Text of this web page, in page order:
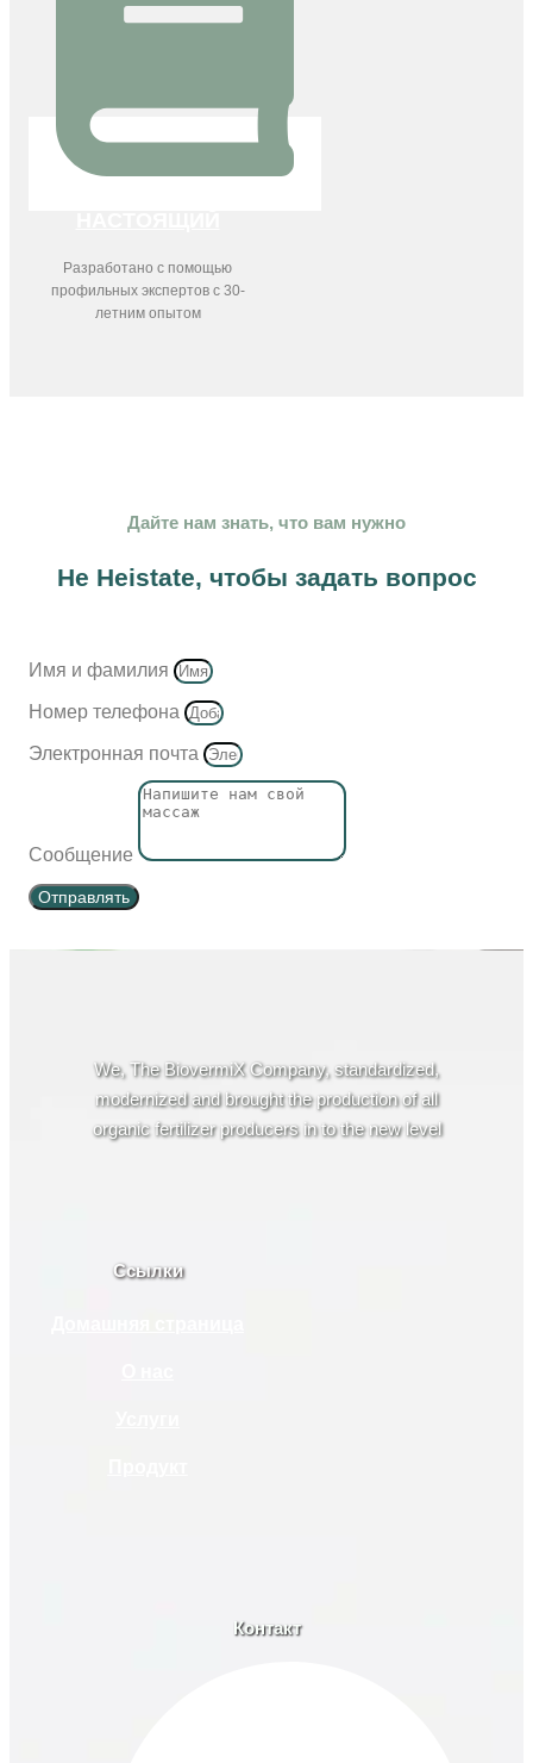
Разработано с помощью
профильных экспертов с 30-
летним опытом
Дайте нам знать, что вам нужно
Не Heistate, чтобы задать вопрос
Имя и фамилия
Номер телефона
Электронная почта
Сообщение
Отправлять
We, The BiovermiX Company, standardized,
modernized and brought the production of all
organic fertilizer producers in to the new level
Ссылки
Контакт